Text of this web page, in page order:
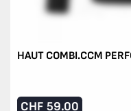
HAUT COMBI.CCM
CHF 59.00